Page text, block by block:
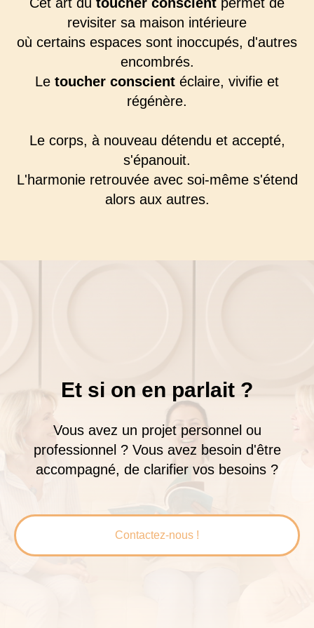
revisiter sa maison intérieure
où certains espaces sont inoccupés, d'autres
encombrés.
Le toucher conscient éclaire, vivifie et
régénère.
Le corps, à nouveau détendu et accepté,
s'épanouit.
L'harmonie retrouvée avec soi-même s'étend
alors aux autres.
Et si on en parlait ?
Vous avez un projet personnel ou
professionnel ? Vous avez besoin d'être
accompagné, de clarifier vos besoins ?
Contactez-nous !